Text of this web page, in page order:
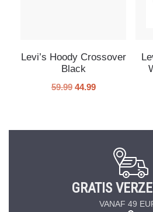
Levi’s Hoody Crossover
Black
59.99 44.99
GRATIS
VANAF 49